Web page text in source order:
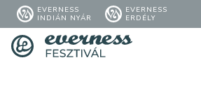
EVERNESS
INDIÁN NYÁR
EVERNESS
ERDÉLY